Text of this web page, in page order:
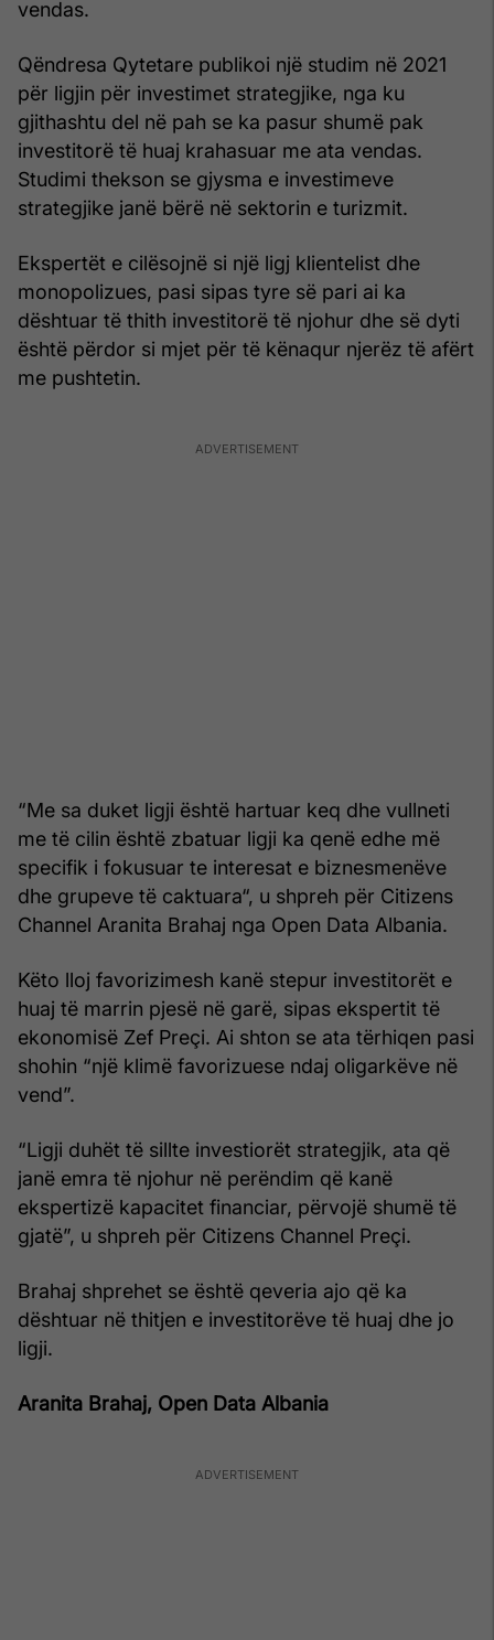
vendas.
Qëndresa Qytetare publikoi një studim në 2021
për ligjin për investimet strategjike, nga ku
gjithashtu del në pah se ka pasur shumë pak
investitorë të huaj krahasuar me ata vendas.
Studimi thekson se gjysma e investimeve
strategjike janë bërë në sektorin e turizmit.
Ekspertët e cilësojnë si një ligj klientelist dhe
monopolizues, pasi sipas tyre së pari ai ka
dështuar të thith investitorë të njohur dhe së dyti
është përdor si mjet për të kënaqur njerëz të afërt
me pushtetin.
“Me sa duket ligji është hartuar keq dhe vullneti
me të cilin është zbatuar ligji ka qenë edhe më
specifik i fokusuar te interesat e biznesmenëve
dhe grupeve të caktuara“, u shpreh për Citizens
Channel Aranita Brahaj nga Open Data Albania.
Këto lloj favorizimesh kanë stepur investitorët e
huaj të marrin pjesë në garë, sipas ekspertit të
ekonomisë Zef Preçi. Ai shton se ata tërhiqen pasi
shohin “një klimë favorizuese ndaj oligarkëve në
vend”.
“Ligji duhët të sillte investiorët strategjik, ata që
janë emra të njohur në perëndim që kanë
ekspertizë kapacitet financiar, përvojë shumë të
gjatë”, u shpreh për Citizens Channel Preçi.
Brahaj shprehet se është qeveria ajo që ka
dështuar në thitjen e investitorëve të huaj dhe jo
ligji.
Aranita Brahaj, Open Data Albania